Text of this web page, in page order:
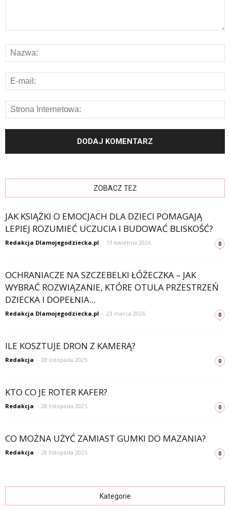
ZOBACZ TEŻ
JAK KSIĄŻKI O EMOCJACH DLA DZIECI POMAGAJĄ
LEPIEJ ROZUMIEĆ UCZUCIA I BUDOWAĆ BLISKOŚĆ?
Redakcja Dlamojegodziecka.pl - 13 kwietnia 2026 0
OCHRANIACZE NA SZCZEBELKI ŁÓŻECZKA – JAK
WYBRAĆ ROZWIĄZANIE, KTÓRE OTULA PRZESTRZEŃ
DZIECKA I DOPEŁNIA...
Redakcja Dlamojegodziecka.pl - 23 marca 2026 0
ILE KOSZTUJE DRON Z KAMERĄ?
Redakcja - 28 listopada 2025 0
KTO CO JE ROTER KAFER?
Redakcja - 28 listopada 2025 0
CO MOŻNA UŻYĆ ZAMIAST GUMKI DO MAZANIA?
Redakcja - 28 listopada 2025 0
Kategorie